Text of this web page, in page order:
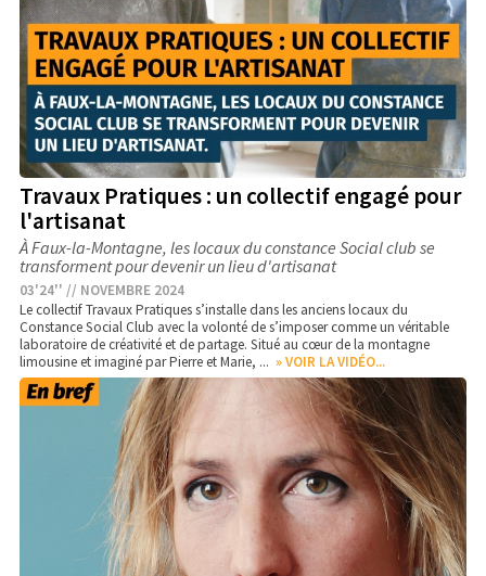
Travaux Pratiques : un collectif engagé pour
l'artisanat
À Faux-la-Montagne, les locaux du constance Social club se
transforment pour devenir un lieu d'artisanat
03'24'' // NOVEMBRE 2024
Le collectif Travaux Pratiques s’installe dans les anciens locaux du
Constance Social Club avec la volonté de s’imposer comme un véritable
laboratoire de créativité et de partage. Situé au cœur de la montagne
limousine et imaginé par Pierre et Marie, ... » VOIR LA VIDÉO...